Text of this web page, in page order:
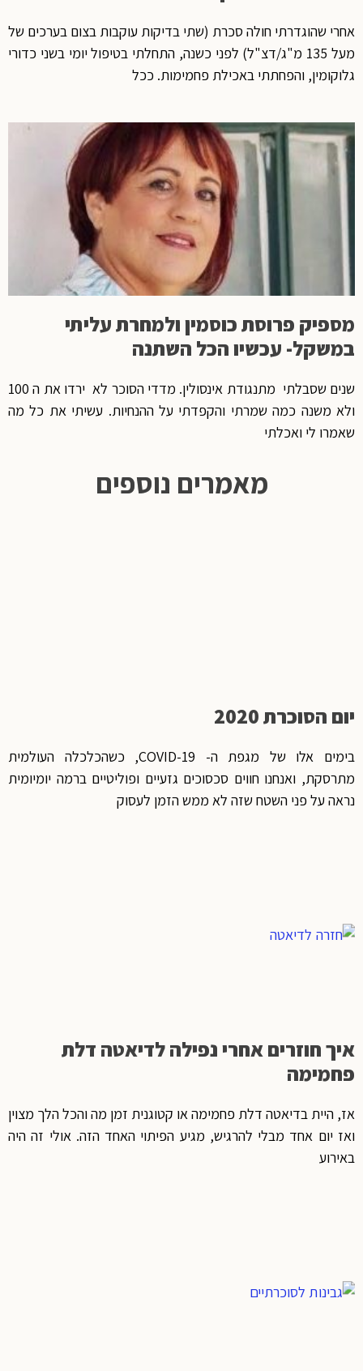
אחרי שהוגדרתי חולה סכרת (שתי בדיקות עוקבות בצום בערכים של
מעל 135 מ"ג/דצ"ל) לפני כשנה, התחלתי בטיפול יומי בשני כדורי
גלוקומין, והפחתתי באכילת פחמימות. ככל
מספיק פרוסת כוסמין ולמחרת עליתי
במשקל- עכשיו הכל השתנה
שנים שסבלתי מתנגודת אינסולין. מדדי הסוכר לא ירדו את ה 100
ולא משנה כמה שמרתי והקפדתי על ההנחיות. עשיתי את כל מה
שאמרו לי ואכלתי
מאמרים נוספים
יום הסוכרת 2020
בימים אלו של מגפת ה- COVID-19, כשהכלכלה העולמית
מתרסקת, ואנחנו חווים סכסוכים גזעיים ופוליטיים ברמה יומיומית
נראה על פני השטח שזה לא ממש הזמן לעסוק
איך חוזרים אחרי נפילה לדיאטה דלת
פחמימה
אז, היית בדיאטה דלת פחמימה או קטוגנית זמן מה והכל הלך מצוין
ואז יום אחד מבלי להרגיש, מגיע הפיתוי האחד הזה. אולי זה היה
באירוע